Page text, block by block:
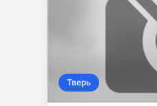
Тверь